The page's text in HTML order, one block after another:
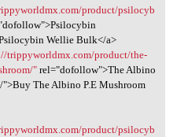
product/psilocyb
Wellie Bulk</a>
trippyworldmx.com/product/the-
"rel="dofollow">The Albino
">Buy The Albino P.E Mushroom
product/psilocyb